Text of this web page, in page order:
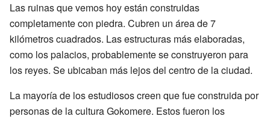
Las ruinas que vemos hoy están construidas
completamente con piedra. Cubren un área de 7
kilómetros cuadrados. Las estructuras más elaboradas,
como los palacios, probablemente se construyeron para
los reyes. Se ubicaban más lejos del centro de la ciudad.
La mayoría de los estudiosos creen que fue construida por
personas de la cultura Gokomere. Estos fueron los